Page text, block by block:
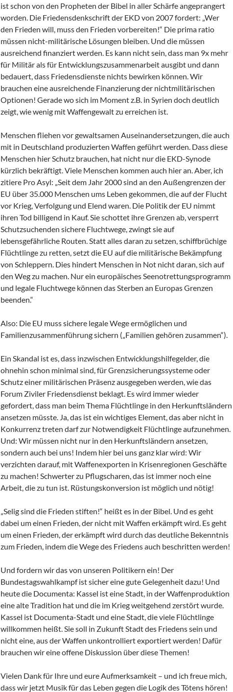
ist schon von den Propheten der Bibel in aller Schärfe angeprangert
worden. Die Friedensdenkschrift der EKD von 2007 fordert: „Wer
den Frieden will, muss den Frieden vorbereiten!“ Die prima ratio
müssen nicht-militärische Lösungen bleiben. Und die müssen
ausreichend finanziert werden. Es kann nicht sein, dass man 9x mehr
für Militär als für Entwicklungszusammenarbeit ausgibt und dann
bedauert, dass Friedensdienste nichts bewirken können. Wir
brauchen eine ausreichende Finanzierung der nichtmilitärischen
Optionen! Gerade wo sich im Moment z.B. in Syrien doch deutlich
zeigt, wie wenig mit Waffengewalt zu erreichen ist.
Menschen fliehen vor gewaltsamen Auseinandersetzungen, die auch
mit in Deutschland produzierten Waffen geführt werden. Dass diese
Menschen hier Schutz brauchen, hat nicht nur die EKD-Synode
kürzlich bekräftigt. Viele Menschen kommen auch hier an. Aber, ich
zitiere Pro Asyl: „Seit dem Jahr 2000 sind an den Außengrenzen der
EU über 35.000 Menschen ums Leben gekommen, die auf der Flucht
vor Krieg, Verfolgung und Elend waren. Die Politik der EU nimmt
ihren Tod billigend in Kauf. Sie schottet ihre Grenzen ab, versperrt
Schutzsuchenden sichere Fluchtwege, zwingt sie auf
lebensgefährliche Routen. Statt alles daran zu setzen, schiffbrüchige
Flüchtlinge zu retten, setzt die EU auf die militärische Bekämpfung
von Schleppern. Dies hindert Menschen in Not nicht daran, sich auf
den Weg zu machen. Nur ein europäisches Seenotrettungsprogramm
und legale Fluchtwege können das Sterben an Europas Grenzen
beenden.“
Also: Die EU muss sichere legale Wege ermöglichen und
Familienzusammenführung sichern („Familien gehören zusammen“).
Ein Skandal ist es, dass inzwischen Entwicklungshilfegelder, die
ohnehin schon minimal sind, für Grenzsicherungssysteme oder
Schutz einer militärischen Präsenz ausgegeben werden, wie das
Forum Ziviler Friedensdienst beklagt. Es wird immer wieder
gefordert, dass man beim Thema Flüchtlinge in den Herkunftsländern
ansetzen müsste. Ja, das ist ein wichtiges Element, das aber nicht in
Konkurrenz treten darf zur Notwendigkeit Flüchtlinge aufzunehmen.
Und: Wir müssen nicht nur in den Herkunftsländern ansetzen,
sondern auch bei uns! Indem hier bei uns ganz klar wird: Wir
verzichten darauf, mit Waffenexporten in Krisenregionen Geschäfte
zu machen! Schwerter zu Pflugscharen, das ist immer noch eine
Arbeit, die zu tun ist. Rüstungskonversion ist möglich und nötig!
„Selig sind die Frieden stiften!“ heißt es in der Bibel. Und es geht
dabei um einen Frieden, der nicht mit Waffen erkämpft wird. Es geht
um einen Frieden, der erkämpft wird durch das deutliche Bekenntnis
zum Frieden, indem die Wege des Friedens auch beschritten werden!
Und fordern wir das von unseren Politikern ein! Der
Bundestagswahlkampf ist sicher eine gute Gelegenheit dazu! Und
heute die Documenta: Kassel ist eine Stadt, in der Waffenproduktion
eine alte Tradition hat und die im Krieg weitgehend zerstört wurde.
Kassel ist Documenta-Stadt und eine Stadt, die viele Flüchtlinge
willkommen heißt. Sie soll in Zukunft Stadt des Friedens sein und
nicht eine, aus der Waffen unkontrolliert exportiert werden! Dafür
brauchen wir eine offene Diskussion über diese Themen!
Vielen Dank für Ihre und eure Aufmerksamkeit – und ich freue mich,
dass wir jetzt Musik für das Leben gegen die Logik des Tötens hören!